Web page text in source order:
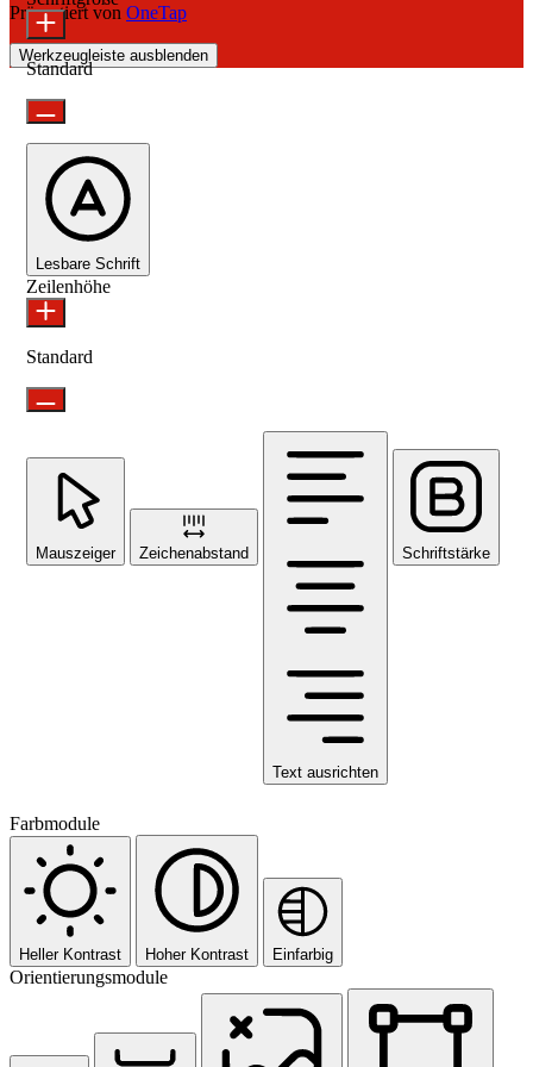
Präsentiert von OneTap
Werkzeugleiste ausblenden
Standard
Lesbare Schrift
Zeilenhöhe
Standard
Mauszeiger Zeichenabstand
Text ausrichten
Schriftstärke
Farbmodule
Heller Kontrast Hoher Kontrast Einfarbig
Orientierungsmodule